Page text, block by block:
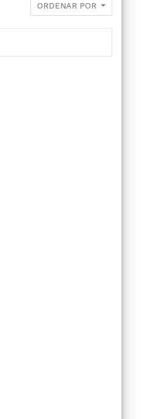
ORDENAR POR